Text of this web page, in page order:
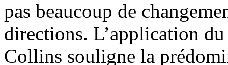
pas beaucoup de
directions. L’application
Collins souligne la